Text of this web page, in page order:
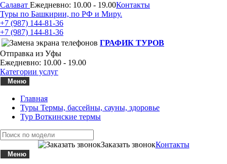
Салават Ежедневно: 10.00 - 19.00Контакты
Туры по Башкирии, по РФ и Миру.
+7 (987) 144-81-36
+7 (987) 144-81-36
ГРАФИК ТУРОВ
Отправка из Уфы
Ежедневно: 10.00 - 19.00
Категории услуг
Меню
Главная
Туры Термы, бассейны, сауны, здоровье
Тур Воткинские термы
Заказать звонокКонтакты
Меню